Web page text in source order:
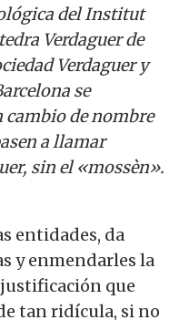
del Institut
Verdaguer de
Verdaguer y
se
de nombre
a llamar
sin el «mossèn».
entidades, da
y enmendarles la
que
tan ridícula, si no